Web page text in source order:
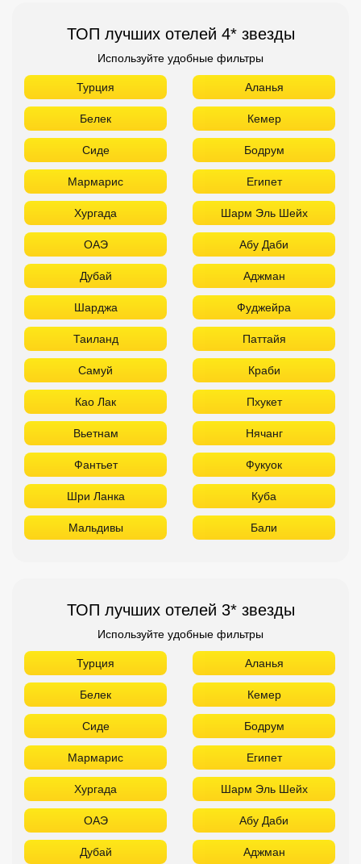
ТОП лучших отелей 4* звезды
Используйте удобные фильтры
Турция Аланья
Белек Кемер
Сиде Бодрум
Мармарис Египет
Хургада Шарм Эль Шейх
ОАЭ Абу Даби
Дубай Аджман
Шарджа Фуджейра
Таиланд Паттайя
Самуй Краби
Као Лак Пхукет
Вьетнам Нячанг
Фантьет Фукуок
Шри Ланка Куба
Мальдивы Бали
ТОП лучших отелей 3* звезды
Используйте удобные фильтры
Турция Аланья
Белек Кемер
Сиде Бодрум
Мармарис Египет
Хургада Шарм Эль Шейх
ОАЭ Абу Даби
Дубай Аджман